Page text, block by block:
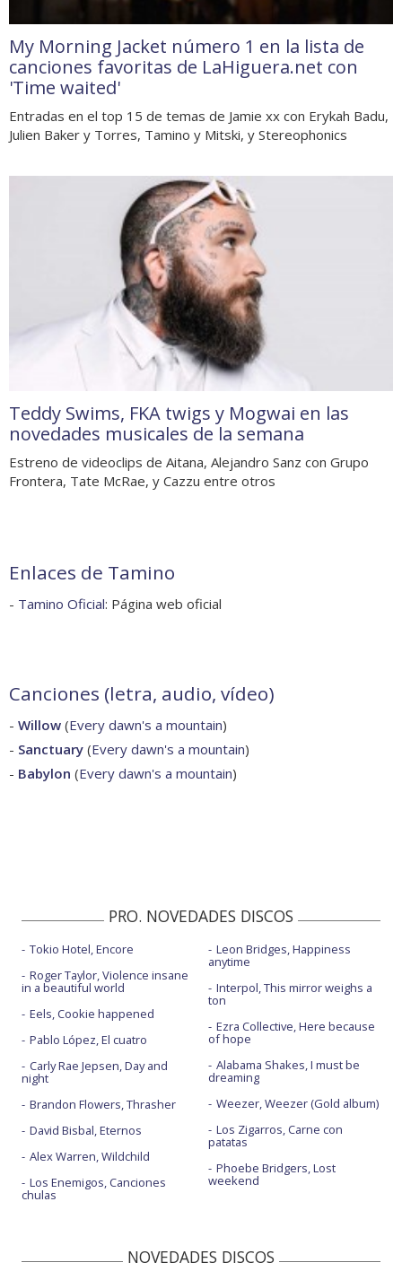
My Morning Jacket número 1 en la lista de
canciones favoritas de LaHiguera.net con
'Time waited'
Entradas en el top 15 de temas de Jamie xx con Erykah Badu,
Julien Baker y Torres, Tamino y Mitski, y Stereophonics
Teddy Swims, FKA twigs y Mogwai en las
novedades musicales de la semana
Estreno de videoclips de Aitana, Alejandro Sanz con Grupo
Frontera, Tate McRae, y Cazzu entre otros
Enlaces de Tamino
- Tamino Oficial: Página web oficial
Canciones (letra, audio, vídeo)
- Willow (Every dawn's a mountain)
- Sanctuary (Every dawn's a mountain)
- Babylon (Every dawn's a mountain)
PRO. NOVEDADES DISCOS
Tokio Hotel, Encore
Roger Taylor, Violence insane
in a beautiful world
Eels, Cookie happened
Pablo López, El cuatro
Carly Rae Jepsen, Day and
night
Brandon Flowers, Thrasher
David Bisbal, Eternos
Alex Warren, Wildchild
Los Enemigos, Canciones
chulas
Leon Bridges, Happiness
anytime
Interpol, This mirror weighs a
ton
Ezra Collective, Here because
of hope
Alabama Shakes, I must be
dreaming
Weezer, Weezer (Gold album)
Los Zigarros, Carne con
patatas
Phoebe Bridgers, Lost
weekend
NOVEDADES DISCOS